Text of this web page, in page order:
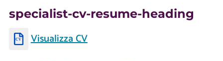
specialist-cv-resume-heading
Visualizza CV